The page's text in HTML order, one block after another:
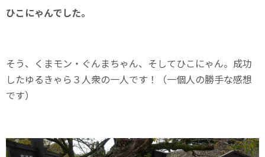
ひこにゃんでした。
そう、くまモン・ぐんまちゃん、そしてひこにゃん。成功
したゆるきゃら３人衆の一人です！（一個人の勝手な感想
です）